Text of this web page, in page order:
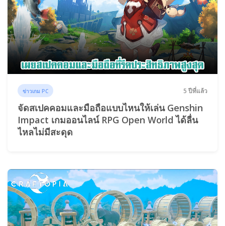
ข่าวเกม PC 5 ปีที่แล้ว
จัดสเปคคอมและมือถือแบบไหนให้เล่น Genshin
Impact เกมออนไลน์ RPG Open World ได้ลื่น
ไหลไม่มีสะดุด